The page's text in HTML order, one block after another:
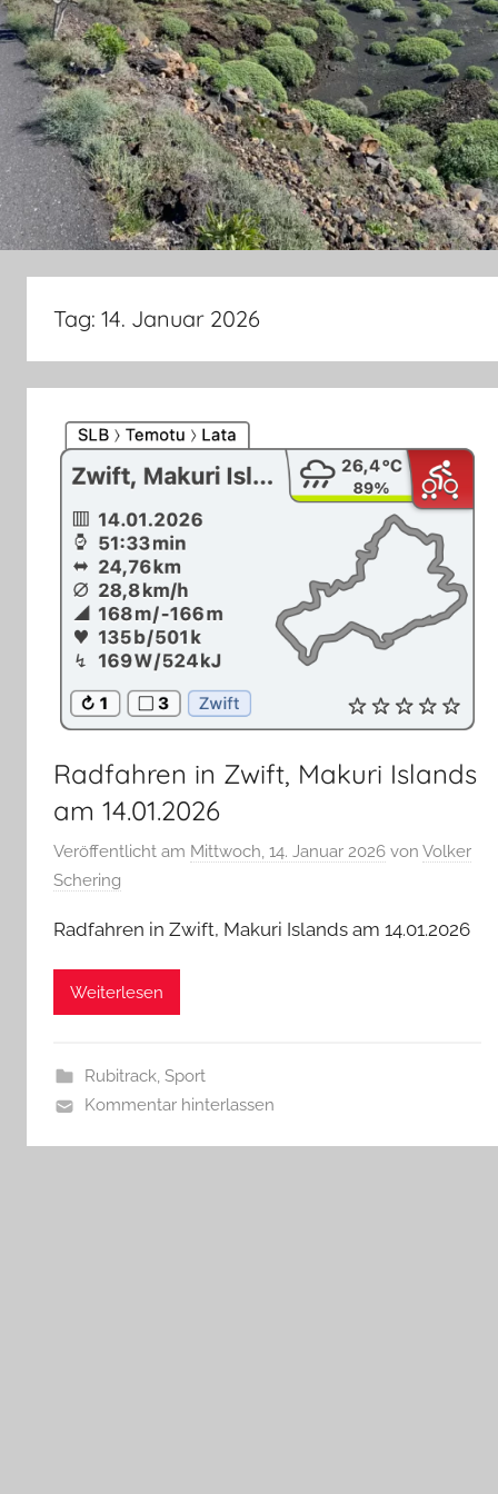
Tag: 14. Januar 2026
Radfahren in Zwift, Makuri Islands
am 14.01.2026
Veröffentlicht am Mittwoch, 14. Januar 2026 von Volker
Schering
Radfahren in Zwift, Makuri Islands am 14.01.2026
Weiterlesen
Rubitrack, Sport
Kommentar hinterlassen